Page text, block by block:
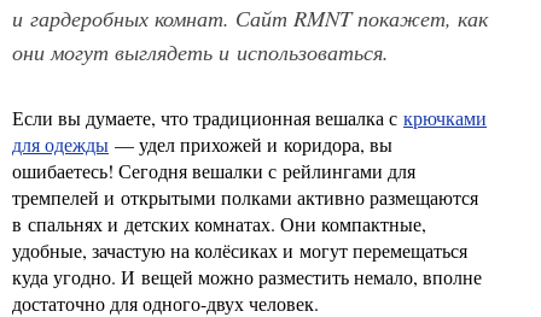
и гардеробных комнат. Сайт RMNT покажет, как
они могут выглядеть и использоваться.
Если вы думаете, что традиционная вешалка с крючками
для одежды — удел прихожей и коридора, вы
ошибаетесь! Сегодня вешалки с рейлингами для
тремпелей и открытыми полками активно размещаются
в спальнях и детских комнатах. Они компактные,
удобные, зачастую на колёсиках и могут перемещаться
куда угодно. И вещей можно разместить немало, вполне
достаточно для одного-двух человек.